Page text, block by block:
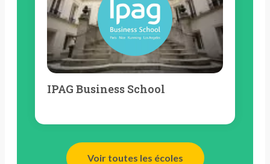
IPAG Business School
Voir toutes les écoles